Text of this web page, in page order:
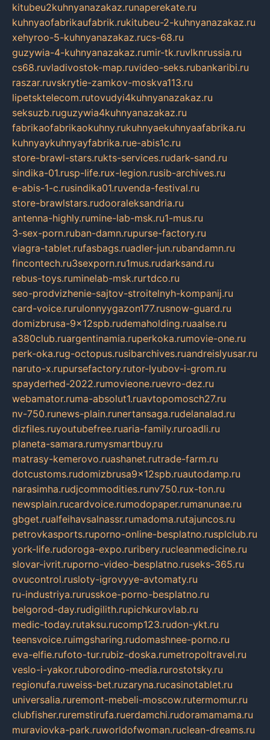
kitubeu2kuhnyanazakaz.runaperekate.ru
kuhnyaofabrikaufabrik.rukitubeu-2-kuhnyanazakaz.ru
xehyroo-5-kuhnyanazakaz.rucs-68.ru
guzywia-4-kuhnyanazakaz.rumir-tk.ruvlknrussia.ru
cs68.ruvladivostok-map.ruvideo-seks.rubankaribi.ru
raszar.ruvskrytie-zamkov-moskva113.ru
lipetsktelecom.rutovudyi4kuhnyanazakaz.ru
seksuzb.ruguzywia4kuhnyanazakaz.ru
fabrikaofabrikaokuhny.rukuhnyaekuhnyaafabrika.ru
kuhnyaykuhnyayfabrika.rue-abis1c.ru
store-brawl-stars.rukts-services.rudark-sand.ru
sindika-01.rusp-life.rux-legion.rusib-archives.ru
e-abis-1-c.rusindika01.ruvenda-festival.ru
store-brawlstars.rudooraleksandria.ru
antenna-highly.rumine-lab-msk.ru1-mus.ru
3-sex-porn.ruban-damn.rupurse-factory.ru
viagra-tablet.rufasbags.ruadler-jun.rubandamn.ru
fincontech.ru3sexporn.ru1mus.rudarksand.ru
rebus-toys.ruminelab-msk.rurtdco.ru
seo-prodvizhenie-sajtov-stroitelnyh-kompanij.ru
card-voice.rurulonnyygazon177.rusnow-guard.ru
domizbrusa-9x12spb.rudemaholding.ruaalse.ru
a380club.ruargentinamia.ruperkoka.rumovie-one.ru
perk-oka.rug-octopus.rusibarchives.ruandreislyusar.ru
naruto-x.rupursefactory.rutor-lyubov-i-grom.ru
spayderhed-2022.rumovieone.ruevro-dez.ru
webamator.ruma-absolut1.ruavtopomosch27.ru
nv-750.runews-plain.runertansaga.rudelanalad.ru
dizfiles.ruyoutubefree.ruaria-family.ruroadli.ru
planeta-samara.rumysmartbuy.ru
matrasy-kemerovo.ruashanet.rutrade-farm.ru
dotcustoms.rudomizbrusa9x12spb.ruautodamp.ru
narasimha.rudjcommodities.runv750.rux-ton.ru
newsplain.rucardvoice.rumodopaper.rumanunae.ru
gbget.rualfeihavsalnassr.rumadoma.rutajuncos.ru
petrovkasports.ruporno-online-besplatno.rusplclub.ru
york-life.rudoroga-expo.ruribery.rucleanmedicine.ru
slovar-ivrit.ruporno-video-besplatno.ruseks-365.ru
ovucontrol.rusloty-igrovyye-avtomaty.ru
ru-industriya.rurusskoe-porno-besplatno.ru
belgorod-day.rudigilith.rupichkurovlab.ru
medic-today.rutaksu.rucomp123.rudon-ykt.ru
teensvoice.ruimgsharing.rudomashnee-porno.ru
eva-elfie.rufoto-tur.rubiz-doska.rumetropoltravel.ru
veslo-i-yakor.ruborodino-media.rurostotsky.ru
regionufa.ruweiss-bet.ruzaryna.rucasinotablet.ru
universalia.ruremont-mebeli-moscow.rutermomur.ru
clubfisher.ruremstirufa.ruerdamchi.rudoramamama.ru
muraviovka-park.ruworldofwoman.ruclean-dreams.ru